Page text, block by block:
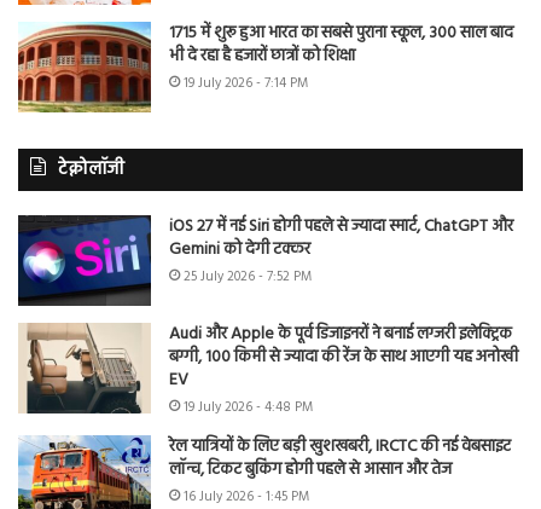
1715 में शुरू हुआ भारत का सबसे पुराना स्कूल, 300 साल बाद
भी दे रहा है हजारों छात्रों को शिक्षा
19 July 2026 - 7:14 PM
टेक्नोलॉजी
iOS 27 में नई Siri होगी पहले से ज्यादा स्मार्ट, ChatGPT और
Gemini को देगी टक्कर
25 July 2026 - 7:52 PM
Audi और Apple के पूर्व डिजाइनरों ने बनाई लग्जरी इलेक्ट्रिक
बग्गी, 100 किमी से ज्यादा की रेंज के साथ आएगी यह अनोखी
EV
19 July 2026 - 4:48 PM
रेल यात्रियों के लिए बड़ी खुशखबरी, IRCTC की नई वेबसाइट
लॉन्च, टिकट बुकिंग होगी पहले से आसान और तेज
16 July 2026 - 1:45 PM